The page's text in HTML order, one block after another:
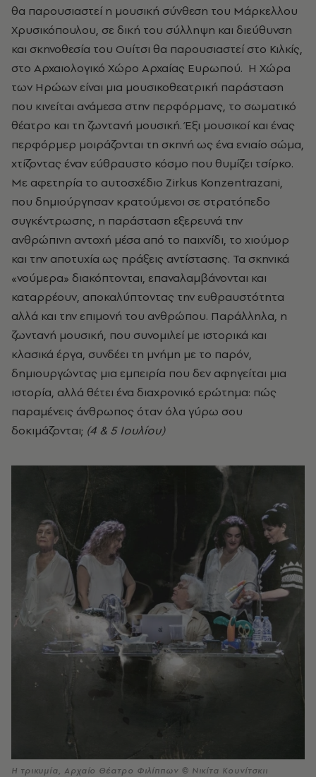
θα παρουσιαστεί η μουσική σύνθεση του Μάρκελλου
Χρυσικόπουλου, σε δική του σύλληψη και διεύθυνση
και σκηνοθεσία του Ουίτσι θα παρουσιαστεί στο Κιλκίς,
στο Αρχαιολογικό Χώρο Αρχαίας Ευρωπού. Η Χώρα
των Ηρώων είναι μια μουσικοθεατρική παράσταση
που κινείται ανάμεσα στην περφόρμανς, το σωματικό
θέατρο και τη ζωντανή μουσική. Έξι μουσικοί και ένας
περφόρμερ μοιράζονται τη σκηνή ως ένα ενιαίο σώμα,
χτίζοντας έναν εύθραυστο κόσμο που θυμίζει τσίρκο.
Με αφετηρία το αυτοσχέδιο Zirkus Konzentrazani,
που δημιούργησαν κρατούμενοι σε στρατόπεδο
συγκέντρωσης, η παράσταση εξερευνά την
ανθρώπινη αντοχή μέσα από το παιχνίδι, το χιούμορ
και την αποτυχία ως πράξεις αντίστασης. Τα σκηνικά
«νούμερα» διακόπτονται, επαναλαμβάνονται και
καταρρέουν, αποκαλύπτοντας την ευθραυστότητα
αλλά και την επιμονή του ανθρώπου. Παράλληλα, η
ζωντανή μουσική, που συνομιλεί με ιστορικά και
κλασικά έργα, συνδέει τη μνήμη με το παρόν,
δημιουργώντας μια εμπειρία που δεν αφηγείται μια
ιστορία, αλλά θέτει ένα διαχρονικό ερώτημα: πώς
παραμένεις άνθρωπος όταν όλα γύρω σου
δοκιμάζονται; (4 & 5 Ιουλίου)
Η τρικυμία, Αρχαίο Θέατρο Φιλίππων © Νικίτα Κουνίτσκιι